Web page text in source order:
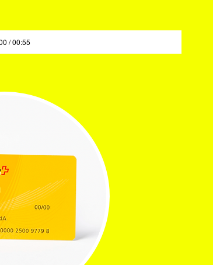
/ 00:55